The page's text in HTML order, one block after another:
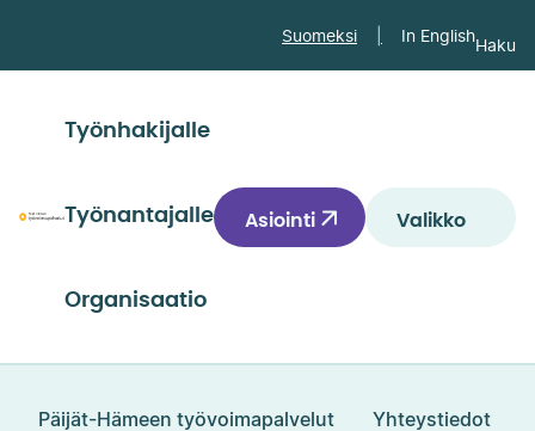
Suomeksi In English
Haku
Päijät-
työvoimapalvelut
Työnhakijalle
Työnantajalle
Organisaatio
Asiointi Valikko
Päijät-Hämeen työvoimapalvelut
Yhteystiedot